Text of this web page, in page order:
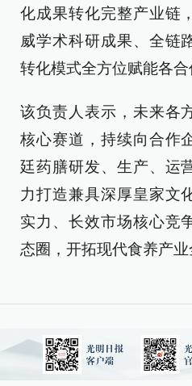
化成果转化完整产业链
威学术科研成果、全链
转化模式全方位赋能各合
该负责人表示，未来各
核心赛道，持续向合作
廷药膳研发、生产、运
力打造兼具深厚皇家文
实力、长效市场核心竞
态圈，开拓现代食养产业